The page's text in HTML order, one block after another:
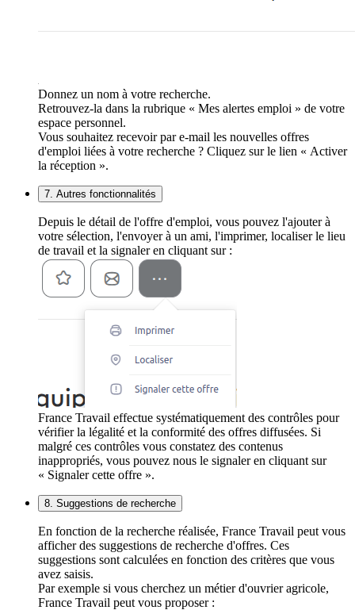
Donnez un nom à votre recherche.
Retrouvez-la dans la rubrique « Mes alertes emploi » de votre
espace personnel.
Vous souhaitez recevoir par e-mail les nouvelles offres
d'emploi liées à votre recherche ? Cliquez sur le lien « Activer
la réception ».
7. Autres fonctionnalités
Depuis le détail de l'offre d'emploi, vous pouvez l'ajouter à
votre sélection, l'envoyer à un ami, l'imprimer, localiser le lieu
de travail et la signaler en cliquant sur :
France Travail effectue systématiquement des contrôles pour
vérifier la légalité et la conformité des offres diffusées. Si
malgré ces contrôles vous constatez des contenus
inappropriés, vous pouvez nous le signaler en cliquant sur
« Signaler cette offre ».
8. Suggestions de recherche
En fonction de la recherche réalisée, France Travail peut vous
afficher des suggestions de recherche d'offres. Ces
suggestions sont calculées en fonction des critères que vous
avez saisis.
Par exemple si vous cherchez un métier d'ouvrier agricole,
France Travail peut vous proposer :